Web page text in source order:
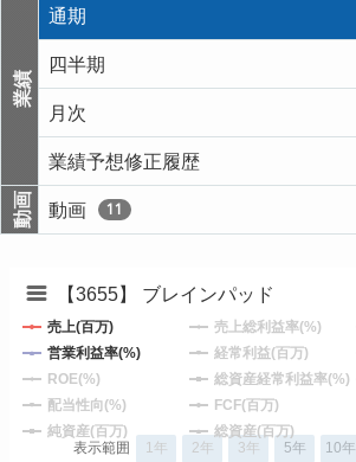
業績
通期
四半期
月次
業績予想修正履歴
動画 動画 11
【3655】 ブレインパッド
表示範囲 1年 2年 3年 5年 10年
売上(百万) 売上総利益率(%)
営業利益率(%)
経常利益(百万)
ROE(%)
総資産経常利益率(%)
配当性向(%)
FCF(百万)
純資産(百万)
総資産(百万)